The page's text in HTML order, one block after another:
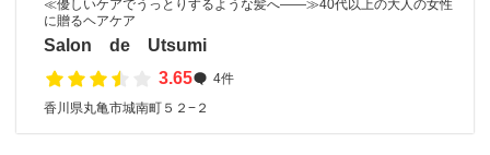
≪優しいケアでうっとりするような髪へ――≫40代以上の大人の女性
に贈るヘアケア
Salon de Utsumi
3.65
4件
香川県丸亀市城南町５２−２